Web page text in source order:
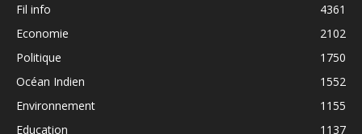
Fil info
4361
Economie
2102
Politique
1750
Océan Indien
1552
Environnement
1155
Education
1137